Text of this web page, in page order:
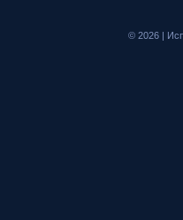
© 2026|